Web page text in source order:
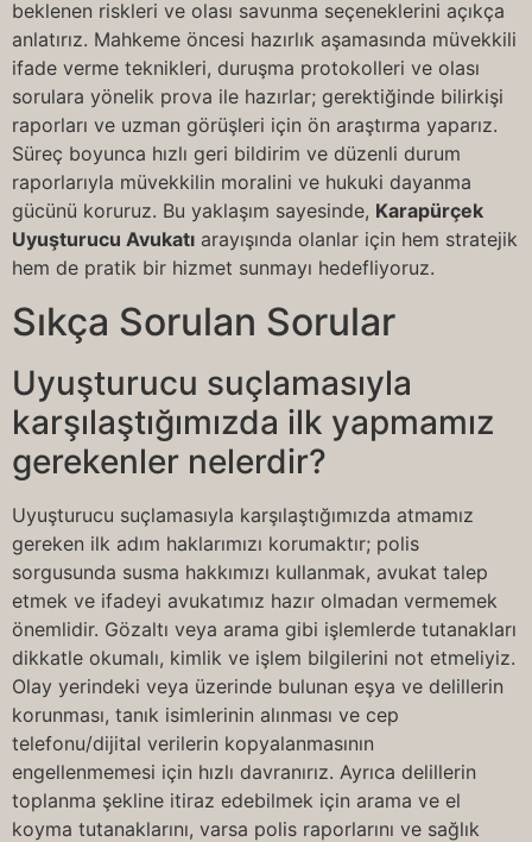
beklenen riskleri ve olası savunma seçeneklerini açıkça
anlatırız. Mahkeme öncesi hazırlık aşamasında müvekkili
ifade verme teknikleri, duruşma protokolleri ve olası
sorulara yönelik prova ile hazırlar; gerektiğinde bilirkişi
raporları ve uzman görüşleri için ön araştırma yaparız.
Süreç boyunca hızlı geri bildirim ve düzenli durum
raporlarıyla müvekkilin moralini ve hukuki dayanma
gücünü koruruz. Bu yaklaşım sayesinde, Karapürçek
Uyuşturucu Avukatı arayışında olanlar için hem stratejik
hem de pratik bir hizmet sunmayı hedefliyoruz.
Sıkça Sorulan Sorular
Uyuşturucu suçlamasıyla
karşılaştığımızda ilk yapmamız
gerekenler nelerdir?
Uyuşturucu suçlamasıyla karşılaştığımızda atmamız
gereken ilk adım haklarımızı korumaktır; polis
sorgusunda susma hakkımızı kullanmak, avukat talep
etmek ve ifadeyi avukatımız hazır olmadan vermemek
önemlidir. Gözaltı veya arama gibi işlemlerde tutanakları
dikkatle okumalı, kimlik ve işlem bilgilerini not etmeliyiz.
Olay yerindeki veya üzerinde bulunan eşya ve delillerin
korunması, tanık isimlerinin alınması ve cep
telefonu/dijital verilerin kopyalanmasının
engellenmemesi için hızlı davranırız. Ayrıca delillerin
toplanma şekline itiraz edebilmek için arama ve el
koyma tutanaklarını, varsa polis raporlarını ve sağlık